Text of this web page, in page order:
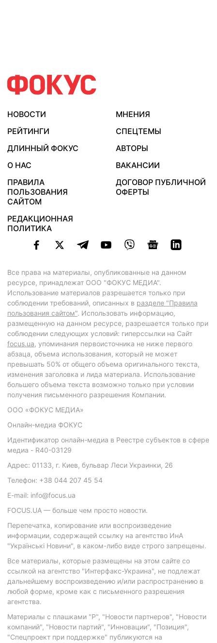
НОВОСТИ
МНЕНИЯ
РЕЙТИНГИ
СПЕЦТЕМЫ
ДЛИННЫЙ ФОКУС
АВТОРЫ
О НАС
ВАКАНСИИ
ПРАВИЛА
ПОЛЬЗОВАНИЯ
САЙТОМ
ДОГОВОР ПУБЛИЧНОЙ
ОФЕРТЫ
РЕДАКЦИОННАЯ
ПОЛИТИКА
Все права на материалы, опубликованные на данном
ресурсе, принадлежат ООО "ФОКУС МЕДИА".
Использование материалов разрешается только при
соблюдении требований, описанных в разделе "Правила
пользования сайтом". Использовать информацию,
размещенную на данном ресурсе, разрешается только при
соблюдении следующих условий: гиперссылки на Сайт
focus.ua, упоминания первоисточника не ниже первого
абзаца, объема использования, который не может
превышать 50% от общего объема оригинального текста,
изменения заголовка и лида материала. Использование
большего объема текста возможно только при условии
получения письменного разрешения Компании.
ООО «ФОКУС МЕДИА»
Онлайн-медиа ФОКУС
Идентификатор онлайн-медиа в Реестре субъектов в сфере
медиа - R40-03129
Адрес: 01133, г. Киев, бульвар Леси Украинки, 26
Телефон: +38 044 207 45 54
E-mail: info@focus.ua
FOCUS.UA — больше чем просто новости.
Перепечатка, копирование или воспроизведение
информации, содержащей ссылку на агентство ИнА
"Українські Новини", в каком-либо виде строго запрещены.
Все материалы, которые размещены на этом сайте со
ссылкой на агентство "Интерфакс-Украина", не подлежат
дальнейшему воспроизведению и/или распространению в
любой форме, кроме как с письменного разрешения
агентства.
Материалы с плашками "Р", "Новости партнеров", "Новости
компаний", "Новости партий", "Инновации", "Позиция",
"Спецпроект при поддержке" публикуются на